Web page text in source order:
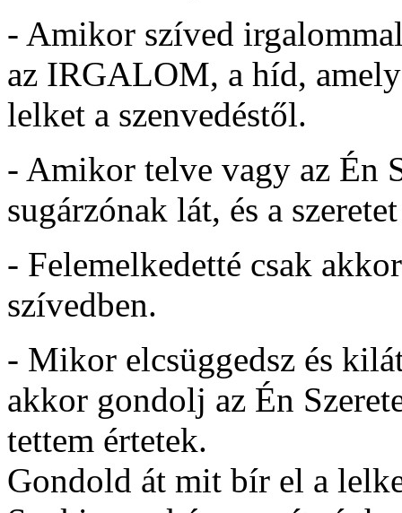
- Amikor szíved
az IRGALOM, a híd,
lelket a szenvedéstől.
- Amikor telve vagy az Én
sugárzónak lát, és a
- Felemelkedetté csak
szívedben.
- Mikor elcsüggedsz és
akkor gondolj az Én
tettem értetek.
Gondold át mit bír el a